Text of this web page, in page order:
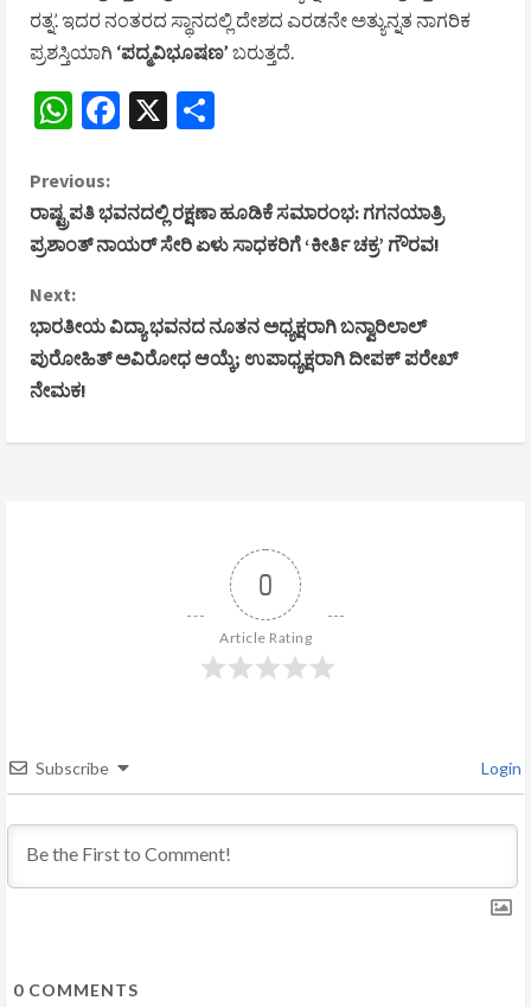
ರತ್ನ’. ಇದರ ನಂತರದ ಸ್ಥಾನದಲ್ಲಿ ದೇಶದ ಎರಡನೇ ಅತ್ಯುನ್ನತ ನಾಗರಿಕ
ಪ್ರಶಸ್ತಿಯಾಗಿ ‘ಪದ್ಮವಿಭೂಷಣ’ ಬರುತ್ತದೆ.
WhatsApp
Facebook
X
C
o
n
t
i
n
i
n
g
Previous:
ರಾಷ್ಟ್ರಪತಿ ಭವನದಲ್ಲಿ ರಕ್ಷಣಾ ಹೂಡಿಕೆ ಸಮಾರಂಭ: ಗಗನಯಾತ್ರಿ
ಪ್ರಶಾಂತ್ ನಾಯರ್ ಸೇರಿ ಏಳು ಸಾಧಕರಿಗೆ ‘ಕೀರ್ತಿ ಚಕ್ರ’ ಗೌರವ!
Next:
ಭಾರತೀಯ ವಿದ್ಯಾ ಭವನದ ನೂತನ ಅಧ್ಯಕ್ಷರಾಗಿ ಬನ್ವಾರಿಲಾಲ್
ಪುರೋಹಿತ್ ಅವಿರೋಧ ಆಯ್ಕೆ; ಉಪಾಧ್ಯಕ್ಷರಾಗಿ ದೀಪಕ್ ಪರೇಖ್
ನೇಮಕ!
0
Article Rating
Subscribe Login
0 COMMENTS